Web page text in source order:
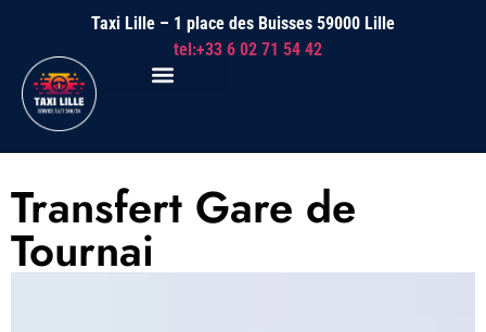
Taxi Lille – 1 place des Buisses 59000 Lille
tel:+33 6 02 71 54 42
Transfert Gare de
Tournai